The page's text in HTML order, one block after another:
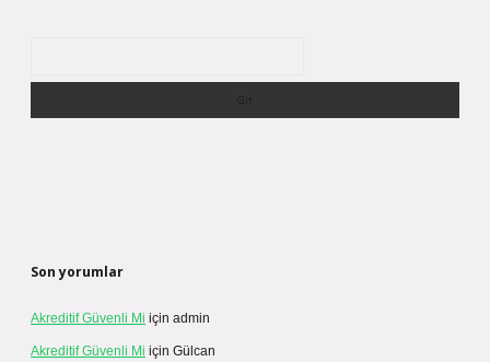
Son yorumlar
Akreditif Güvenli Mi için admin
Akreditif Güvenli Mi için Gülcan